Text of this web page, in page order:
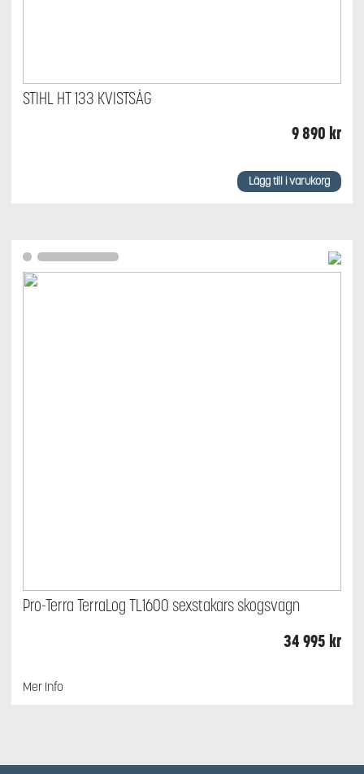
STIHL HT 133 KVISTSÅG
9 890 kr
Lägg till i varukorg
Pro-Terra TerraLog TL1600 sexstakars skogsvagn
34 995 kr
Mer Info